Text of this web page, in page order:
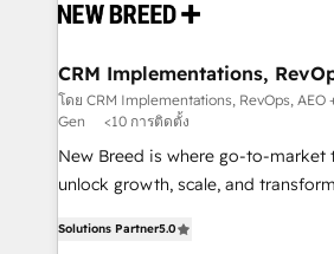
and system integrations powered
trainers to drive platform adoption. 📈
Generation - Full-funnel marketing and high-
performance advertising via Point
Expert deployment of Breeze AI
to automate growth. 🏆 Elite Excellence - 8 platform
expertise. - A team of 250+ experts dedicated to
CRM Implementations,
Demand Gen
โดย CRM Implementations, RevOps, AEO
Gen
<10 การติดตั้ง
New Breed is where go-to-market
unlock growth, scale, and
customer platform and
Solutions Partner5.0